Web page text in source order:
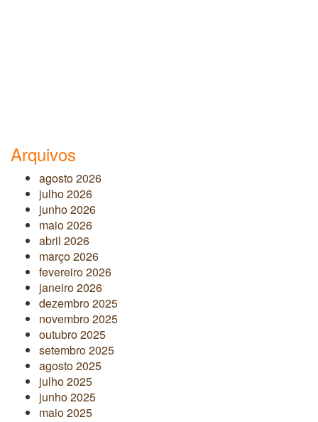
Arquivos
agosto 2026
julho 2026
junho 2026
maio 2026
abril 2026
março 2026
fevereiro 2026
janeiro 2026
dezembro 2025
novembro 2025
outubro 2025
setembro 2025
agosto 2025
julho 2025
junho 2025
maio 2025